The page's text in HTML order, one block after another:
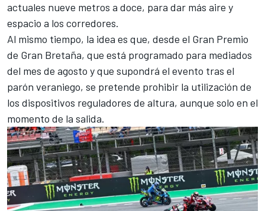
actuales nueve metros a doce, para dar más aire y
espacio a los corredores.
Al mismo tiempo, la idea es que, desde el Gran Premio
de Gran Bretaña, que está programado para mediados
del mes de agosto y que supondrá el evento tras el
parón veraniego, se pretende prohibir la utilización de
los dispositivos reguladores de altura, aunque solo en el
momento de la salida.